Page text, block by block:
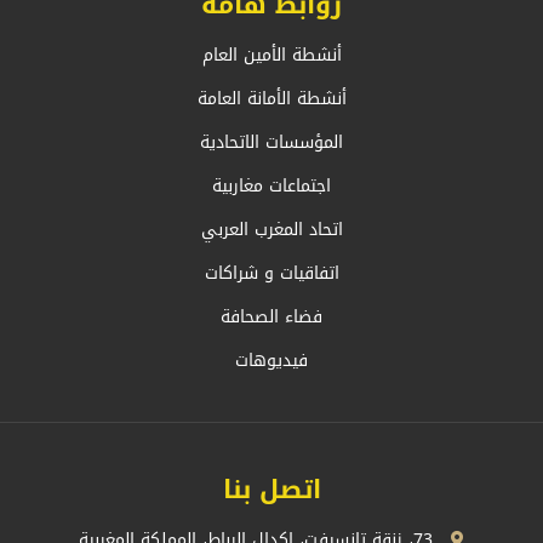
أنشطة الأمين العام
أنشطة الأمانة العامة
المؤسسات الاتحادية
اجتماعات مغاربية
اتحاد المغرب العربي
اتفاقيات و شراكات
فضاء الصحافة
فيديوهات
اتصل بنا